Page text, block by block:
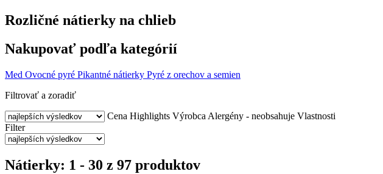
Rozličné nátierky na chlieb
Nakupovať podľa kategórií
Med Ovocné pyré Pikantné nátierky Pyré z orechov a semien
Filtrovať a zoradiť
Cena Highlights Výrobca Alergény - neobsahuje Vlastnosti
Filter
Nátierky: 1 - 30 z 97 produktov